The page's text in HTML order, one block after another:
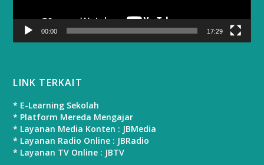
00:00 17:29
LINK TERKAIT
* E-Learning Sekolah
* Platform Mereda Mengajar
* Layanan Media Konten : JBMedia
* Layanan Radio Online : JBRadio
* Layanan TV Online : JBTV